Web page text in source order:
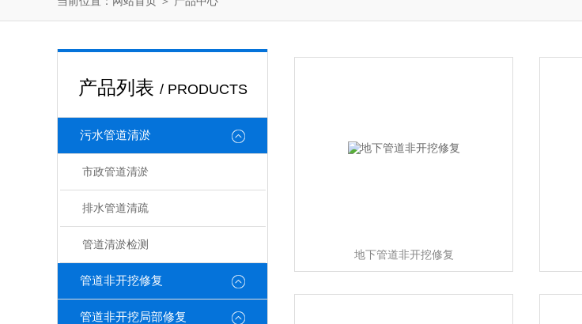
产品列表 / PRODUCTS
污水管道清淤
市政管道清淤
排水管道清疏
管道清淤检测
管道非开挖修复
管道非开挖局部修复
地下管道非开挖修复